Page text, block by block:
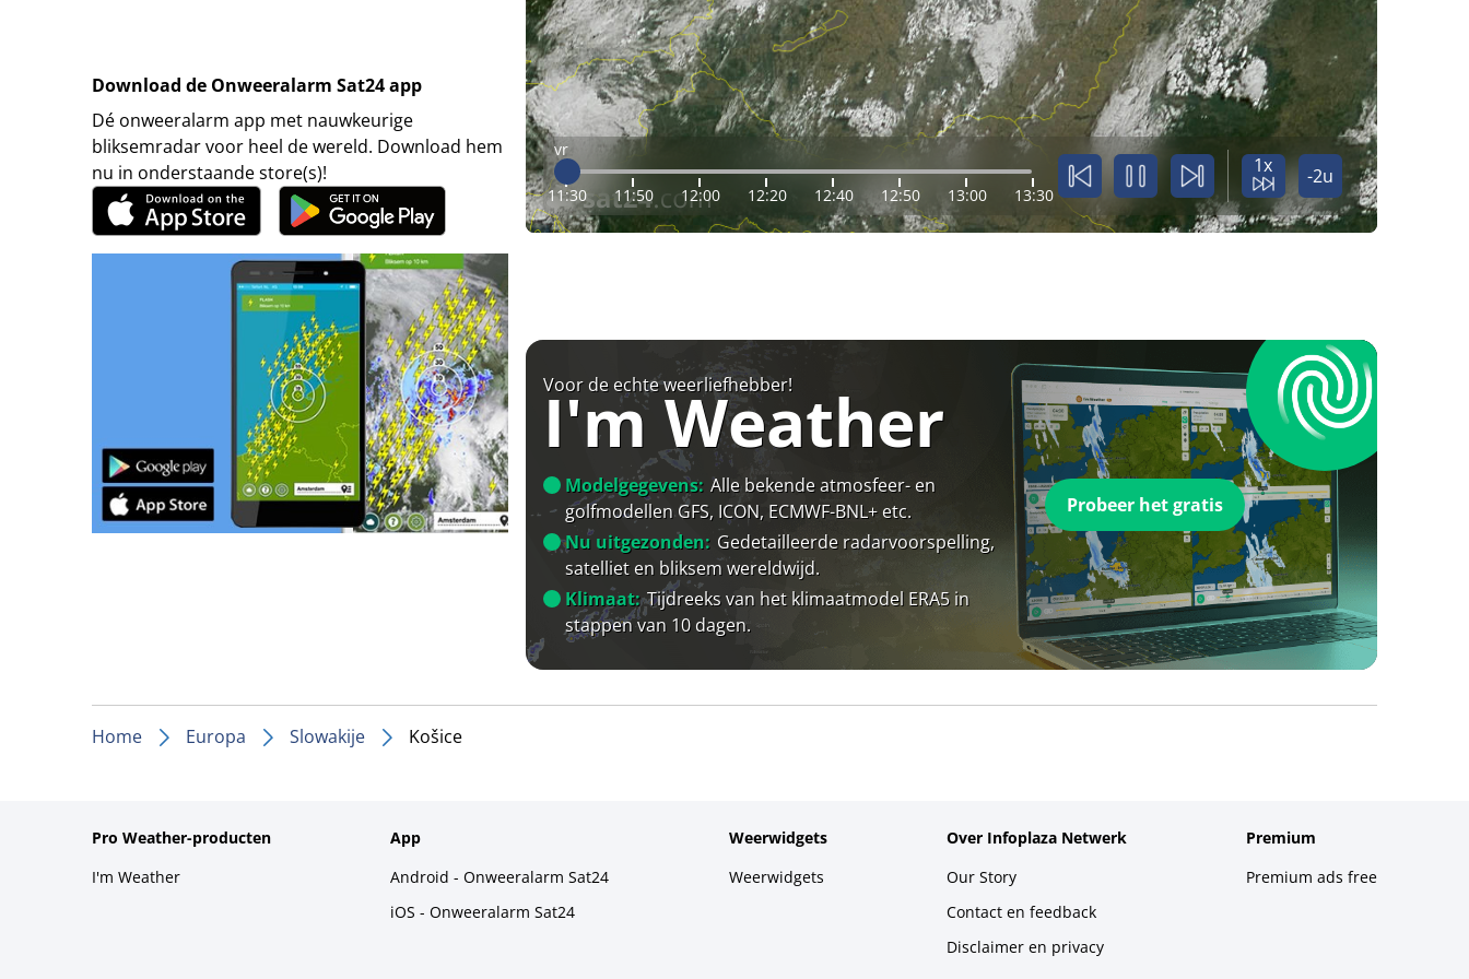
Download de Onweeralarm Sat24 app
Dé onweeralarm app met nauwkeurige
bliksemradar voor heel de wereld. Download hem
nu in onderstaande store(s)!
vr
11:30 11:50 12:00 12:20 12:40 12:50 13:00 13:30
1x -2u
Voor de echte weerliefhebber!
I'm Weather
Modelgegevens: Alle bekende atmosfeer- en
golfmodellen GFS, ICON, ECMWF-BNL+ etc.
Nu uitgezonden: Gedetailleerde radarvoorspelling,
satelliet en bliksem wereldwijd.
Klimaat: Tijdreeks van het klimaatmodel ERA5 in
stappen van 10 dagen.
Probeer het gratis
Home Europa Slowakije Košice
Pro Weather-producten
I'm Weather
App
Android - Onweeralarm Sat24
iOS - Onweeralarm Sat24
Weerwidgets
Weerwidgets
Over Infoplaza Netwerk
Our Story
Contact en feedback
Disclaimer en privacy
Premium
Premium ads free